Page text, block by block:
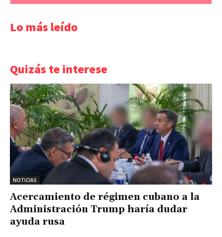
Lo más leído
Quizás te interese
NOTICIAS
Acercamiento de régimen cubano a la
Administración Trump haría dudar
ayuda rusa